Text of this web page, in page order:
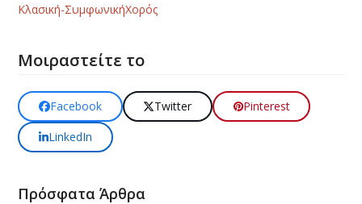
Κλασική-ΣυμφωνικήΧορός
Μοιραστείτε το
Facebook Twitter
Pinterest
LinkedIn
Πρόσφατα Άρθρα